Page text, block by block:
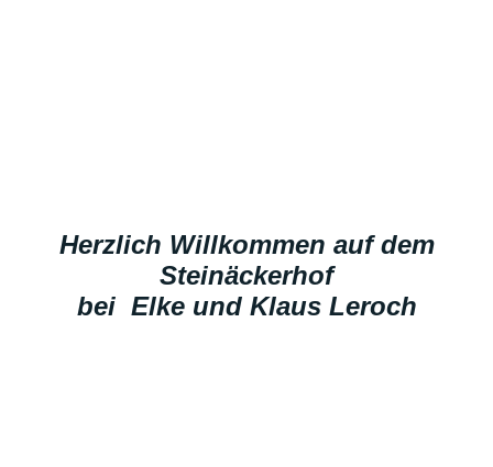
Herzlich Willkommen auf dem
Steinäckerhof
bei Elke und Klaus Leroch